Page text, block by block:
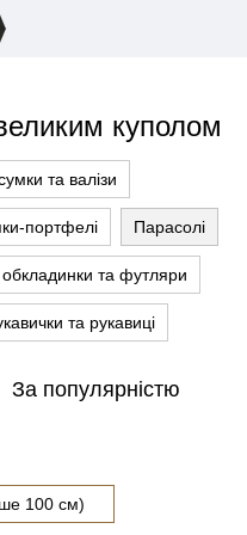
куполом
та валізи
портфелі Парасолі
та футляри
та рукавиці
За популярністю
100 см)